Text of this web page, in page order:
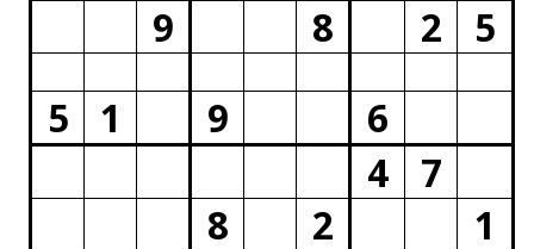
9
8 2
5
5
1 9
6
4
7
8
2
1